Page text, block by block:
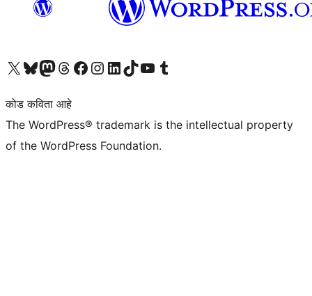
आमच्या X (एक्स) (पूर्वीचे ट्विटर) खात्याला भेट द्या आमच्या ब्लूस्की खात्याला भेट द्या.आमच्या Mastodon खात्याला भेट द्या.आमच्या थ्रेड्स खात्याला भेट द्या. आमच्या फेसबुक पेजला भेट द्या आमच्या इंस्टाग्राम खात्याला भेट द्या आमच्या लिंक्डइन खात्याला भेट द्या आमच्या टिकटॉक अकाउंटला भेट द्या.आमच्या यूट्यूब चॅनेलला भेट द्या आमच्या टंबलर खात्याला भेट द्या.
कोड कविता आहे
The WordPress® trademark is the intellectual property
of the WordPress Foundation.